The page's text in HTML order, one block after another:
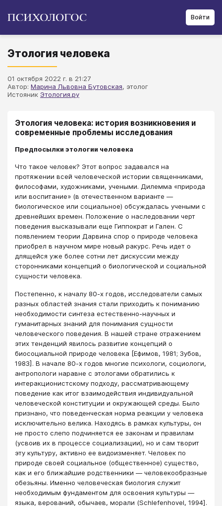
Войти
Этология человека
01 октября 2022 г. в 21:27
Автор: Марина Львовна Бутовская, этолог
Истояник Этология.ру
Этология человека: история возникновения и
современные проблемы исследования
Предпосылки этологии человека
Что такое человек? Этот вопрос задавался на
протяжении всей человеческой истории священниками,
философами, художниками, учеными. Дилемма «природа
или воспитание» (в отечественном варианте —
биологическое или социальное) обсуждалась учеными с
древнейших времен. Положение о наследовании черт
поведения высказывали еще Гиппократ и Гален. С
появлением теории Дарвина спор о природе человека
приобрел в научном мире новый ракурс. Речь идет о
длящейся уже более сотни лет дискуссии между
сторонниками концепций о биологической и социальной
сущности человека.
Постепенно, к началу 80-х годов, исследователи самых
разных областей знания стали приходить к пониманию
необходимости синтеза естественно-научных и
гуманитарных знаний для понимания сущности
человеческого поведения. В нашей стране отражением
этих тенденций явилось развитие концепций о
биосоциальной природе человека [Ефимов, 1981; Зубов,
1983]. В начале 80-х годов многие психологи, социологи,
антропологи наравне с этологами обратились к
интеракционистскому подходу, рассматривающему
поведение как итог взаимодействия индивидуальной
человеческой конституции и окружающей среды. Было
признано, что поведенческая норма реакции у человека
исключительно велика. Находясь в рамках культуры, он
не просто слепо подчиняется ее законам и правилам
(усвоив их в процессе социализации), но и сам творит
эту культуру, активно ее видоизменяет. Человек по
природе своей социальное (общественное) существо,
как и его ближайшие родственники — человеко­образные
обезьяны. Именно человеческая биология служит
необходимым фундаментом для освоения культуры —
языка, верований, обычаев, морали (Schlefenhovel, 1994].